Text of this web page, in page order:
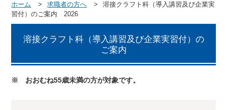
ホーム 求職者の方へ
溶接クラフト科（導入講習及び企業実
習付）のご案内 2026
溶接クラフト科（導入講習及び企業実習付）の
ご案内
※ おおむね55歳未満の方が対象です。